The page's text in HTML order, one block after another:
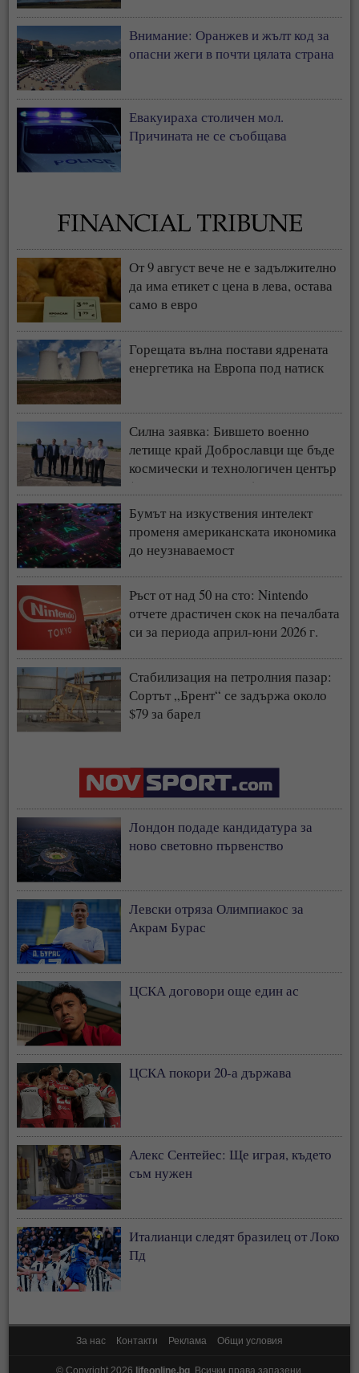
Внимание: Оранжев и жълт код за
опасни жеги в почти цялата страна
Евакуираха столичен мол.
Причината не се съобщава
От 9 август вече не е задължително
да има етикет с цена в лева, остава
само в евро
Горещата вълна постави ядрената
енергетика на Европа под натиск
Силна заявка: Бившето военно
летище край Доброславци ще бъде
космически и технологичен център
(СНИМКИ + ВИДЕО)
Бумът на изкуствения интелект
променя американската икономика
до неузнаваемост
Ръст от над 50 на сто: Nintendo
отчете драстичен скок на печалбата
си за периода април-юни 2026 г.
Стабилизация на петролния пазар:
Сортът „Брент“ се задържа около
$79 за барел
Лондон подаде кандидатура за
ново световно първенство
Левски отряза Олимпиакос за
Акрам Бурас
ЦСКА договори още един ас
ЦСКА покори 20-а държава
Алекс Сентейес: Ще играя, където
съм нужен
Италианци следят бразилец от Локо
Пд
За нас Контакти Реклама Общи условия
© Copyright 2026 lifeonline.bg. Всички права запазени.